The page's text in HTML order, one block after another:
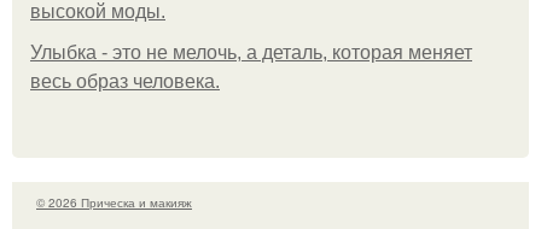
высокой моды.
Улыбка - это не мелочь, а деталь, которая меняет
весь образ человека.
© 2026 Прическа и макияж